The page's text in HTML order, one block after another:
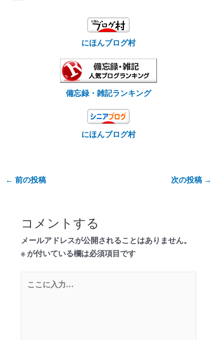
にほんブログ村
備忘録・雑記ランキング
にほんブログ村
← 前の投稿 次の投稿 →
コメントする
メールアドレスが公開されることはありません。
※が付いている欄は必須項目です